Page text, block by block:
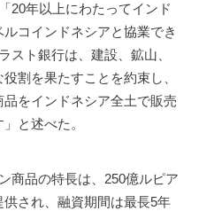
20年以上にわたってインド
コインドネシアと協業でき
スト銀行は、建設、鉱山、
割を果たすことを約束し、
をインドネシア全土で販売
と述べた。
商品の特長は、250億ルピア
され、融資期間は最長5年